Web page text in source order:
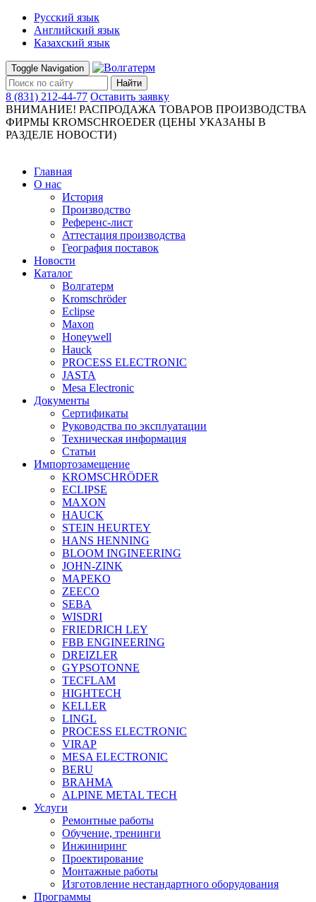
Русский язык
Английский язык
Казахский язык
Toggle Navigation
Найти
8 (831) 212-44-77 Оставить заявку
ВНИМАНИЕ! РАСПРОДАЖА ТОВАРОВ ПРОИЗВОДСТВА
ФИРМЫ KROMSCHROEDER (ЦЕНЫ УКАЗАНЫ В
РАЗДЕЛЕ НОВОСТИ)
Главная
О нас
История
Производство
Референс-лист
Аттестация производства
География поставок
Новости
Каталог
Волгатерм
Kromschröder
Eclipse
Maxon
Honeywell
Hauck
PROCESS ELECTRONIC
JASTA
Mesa Electronic
Документы
Сертификаты
Руководства по эксплуатации
Техническая информация
Статьи
Импортозамещение
KROMSCHRÖDER
ECLIPSE
MAXON
HAUCK
STEIN HEURTEY
HANS HENNING
BLOOM INGINEERING
JOHN-ZINK
MAPEKO
ZEECO
SEBA
WISDRI
FRIEDRICH LEY
FBB ENGINEERING
DREIZLER
GYPSOTONNE
TECFLAM
HIGHTECH
KELLER
LINGL
PROCESS ELECTRONIC
VIRAP
MESA ELECTRONIC
BERU
BRAHMA
ALPINE METAL TECH
Услуги
Ремонтные работы
Обучение, тренинги
Инжиниринг
Проектирование
Монтажные работы
Изготовление нестандартного оборудования
Программы